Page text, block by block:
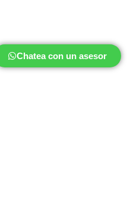
Chatea con un asesor